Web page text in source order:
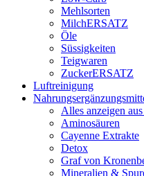
Mehlsorten
MilchERSATZ
Öle
Süssigkeiten
Teigwaren
ZuckerERSATZ
Luftreinigung
Alles anzeigen
Aminosäuren
Cayenne Extrakte
Detox
Graf von
Mineralien &